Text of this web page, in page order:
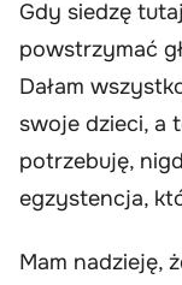
Gdy siedzę
powstrzymać
Dałam
swoje dzieci, a
potrzebuję,
egzystencja,
Mam nadzieję,